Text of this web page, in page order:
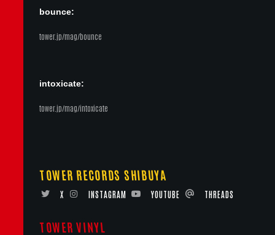
bounce:
tower.jp/mag/bounce
intoxicate:
tower.jp/mag/intoxicate
TOWER RECORDS SHIBUYA
X INSTAGRAM YOUTUBE THREADS
TOWER VINYL